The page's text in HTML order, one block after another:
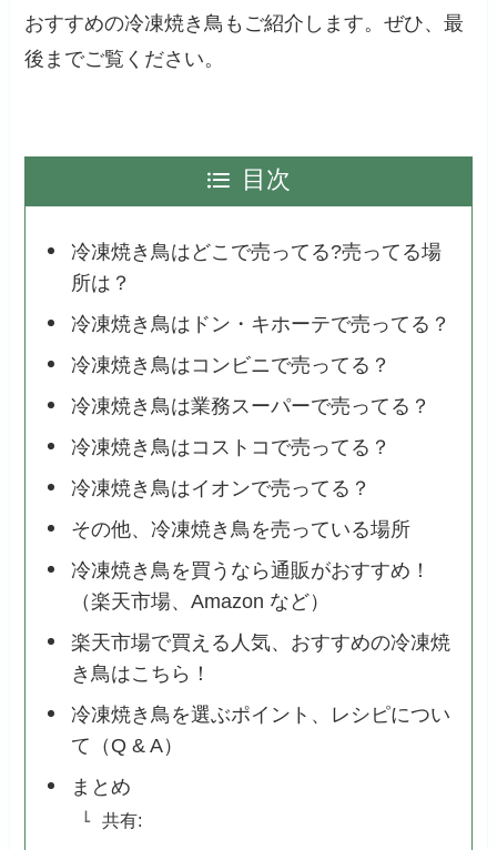
おすすめの冷凍焼き鳥もご紹介します。ぜひ、最
後までご覧ください。
目次
冷凍焼き鳥はどこで売ってる?売ってる場
所は？
冷凍焼き鳥はドン・キホーテで売ってる？
冷凍焼き鳥はコンビニで売ってる？
冷凍焼き鳥は業務スーパーで売ってる？
冷凍焼き鳥はコストコで売ってる？
冷凍焼き鳥はイオンで売ってる？
その他、冷凍焼き鳥を売っている場所
冷凍焼き鳥を買うなら通販がおすすめ！
（楽天市場、Amazon など）
楽天市場で買える人気、おすすめの冷凍焼
き鳥はこちら！
冷凍焼き鳥を選ぶポイント、レシピについ
て（Q & A）
まとめ
共有: